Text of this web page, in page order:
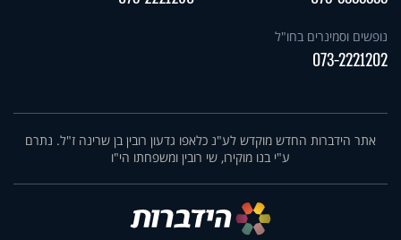
נופשים וסמינרים בחו"ל
073-2221202
אתר הידברות החדש מוקדש לע"נ כלאפו גדעון רובין בן שרינה ז"ל. נתרם
ע"י בנו מוקירו, שי רובין ומשפחתו הי"ו